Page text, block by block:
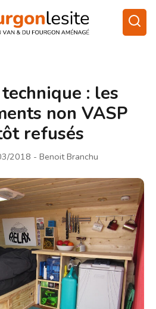
: les
non VASP
refusés
2018 - Benoit Branchu